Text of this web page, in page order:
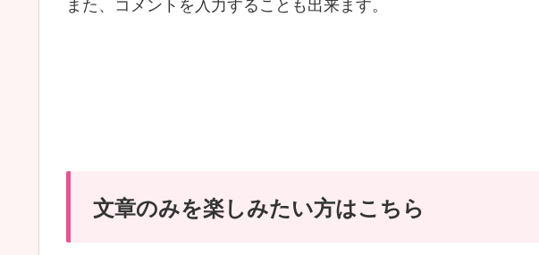
文章のみを楽しみたい方はこちら